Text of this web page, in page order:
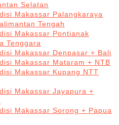
Selatan
Makassar Palangkaraya
Tengah
Makassar Pontianak
Tenggara
Makassar Denpasar + Bali
Makassar Mataram + NTB
Makassar Kupang NTT
Makassar Jayapura +
Makassar Sorong + Papua